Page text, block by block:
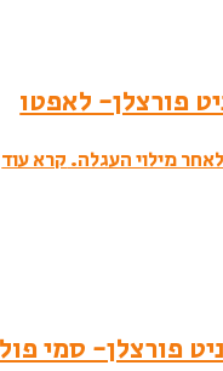
מילוי העגלה.קרא עוד